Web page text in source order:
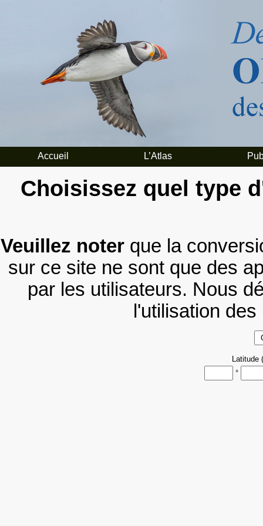
Accueil L’Atlas
Choisissez quel type
Veuillez noter que la
sur ce site ne sont que des
par les utilisateurs. Nous
l'utilisation
°